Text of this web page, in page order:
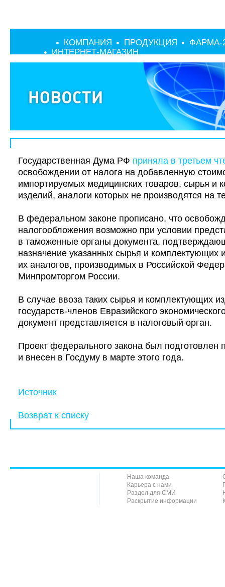
КОМПАНИЯ ПРОДУКЦИЯ
ФАРМА-
ИНТЕРНЕТ-МАГАЗИН
Государственная Дума РФ приняла в третьем
освобождении от налога на добавленную
импортируемых медицинских товаров, сырья и
изделий, аналоги которых не производятся на
В федеральном законе прописано, что
налогообложения возможно при условии
в таможенные органы документа,
назначение указанных сырья и комплектующих
их аналогов, производимых в Российской
Минпромторгом России.
В случае ввоза таких сырья и комплектующих
государств-членов Евразийского
документ представляется в налоговый орган.
Проект федерального закона был подготовлен
и внесен в Госдуму в марте этого года.
Источник
Возврат к списку
Наша команда
Карьера с нами
Раздел для СМИ
Раскрытие информации